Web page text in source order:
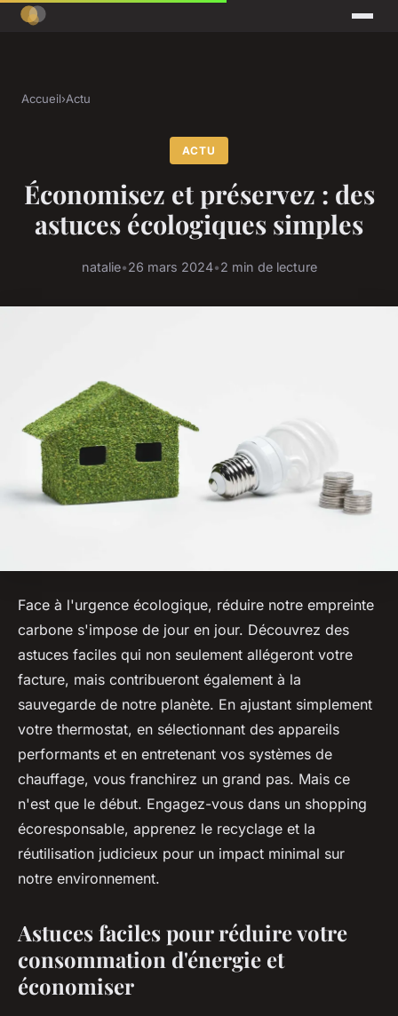
Accueil›Actu
ACTU
Économisez et préservez : des
astuces écologiques simples
natalie•26 mars 2024•2 min de lecture
Face à l'urgence écologique, réduire notre empreinte
carbone s'impose de jour en jour. Découvrez des
astuces faciles qui non seulement allégeront votre
facture, mais contribueront également à la
sauvegarde de notre planète. En ajustant simplement
votre thermostat, en sélectionnant des appareils
performants et en entretenant vos systèmes de
chauffage, vous franchirez un grand pas. Mais ce
n'est que le début. Engagez-vous dans un shopping
écoresponsable, apprenez le recyclage et la
réutilisation judicieux pour un impact minimal sur
notre environnement.
Astuces faciles pour réduire votre
consommation d'énergie et
économiser